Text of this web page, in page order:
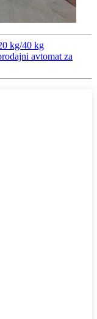
kg/40 kg
avtomat za